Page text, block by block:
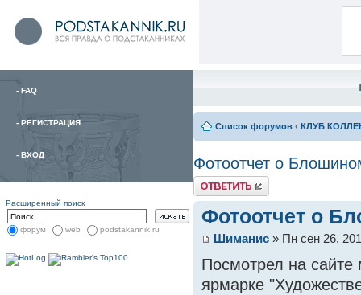
- FAQ
- РЕГИСТРАЦИЯ
- ВХОД
Расширенный поиск
форум web podstakannik.ru
Список форумов ‹ КЛУБ
Фотоотчет о
Фотоотчет о
Шиманис » Пн сен 26,
Посмотрел на сайте
ярмарке